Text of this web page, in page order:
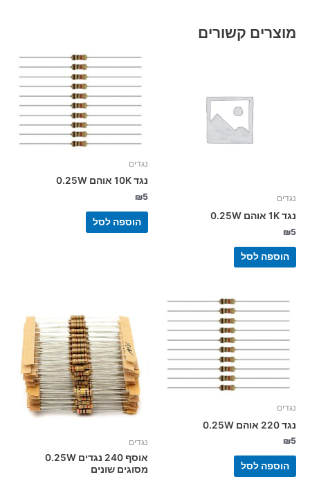
מוצרים קשורים
נגדים
נגד 1K אוהם 0.25W
₪5
הוספה לסל
נגדים
נגד 10K אוהם 0.25W
₪5
הוספה לסל
נגדים
נגד 220 אוהם 0.25W
₪5
הוספה לסל
נגדים
אוסף 240 נגדים 0.25W
מסוגים שונים